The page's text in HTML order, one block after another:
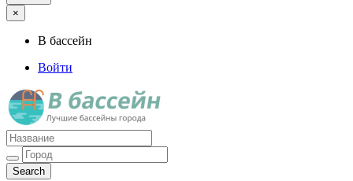
×
В бассейн
Войти
Лучшие бассейны города